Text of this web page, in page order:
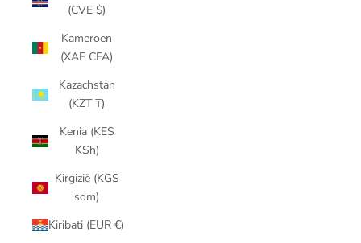
(CVE $)
Kameroen
(XAF CFA)
Kazachstan
(KZT ₸)
Kenia (KES
KSh)
Kirgizië (KGS
som)
Kiribati (EUR €)